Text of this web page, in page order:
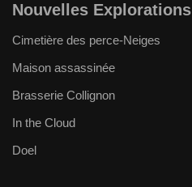
Nouvelles Explorations
Cimetière des perce-Neiges
Maison assassinée
Brasserie Collignon
In the Cloud
Doel